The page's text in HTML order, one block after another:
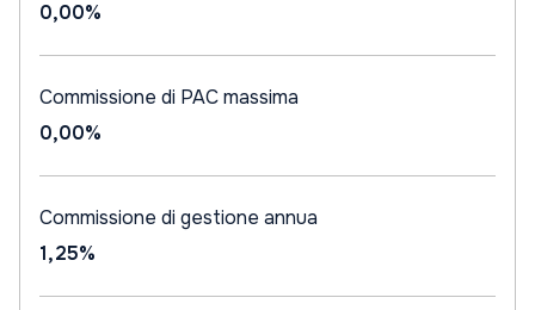
0,00%
Commissione di PAC massima
0,00%
Commissione di gestione annua
1,25%